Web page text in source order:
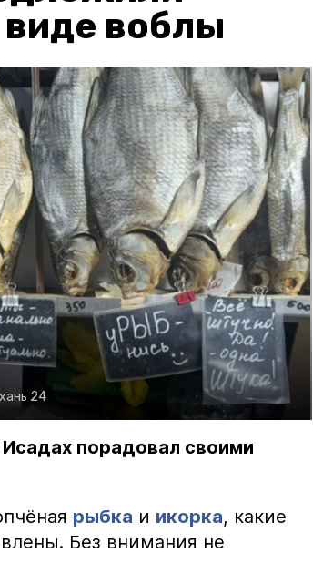
воблы
24
порадовал своими
рыбка и икорка, какие
Без внимания не